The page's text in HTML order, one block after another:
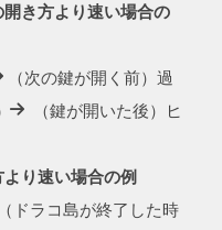
き方より速い場合の
（次の鍵が開く前）過
（鍵が開いた後）ヒ
り速い場合の例
ドラコ島が終了した時